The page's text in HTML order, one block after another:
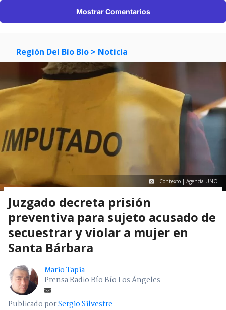
Mostrar Comentarios
Región Del Bío Bío > Noticia
Contexto | Agencia UNO
Juzgado decreta prisión
preventiva para sujeto acusado de
secuestrar y violar a mujer en
Santa Bárbara
Mario Tapia
Prensa Radio Bío Bío Los Ángeles
Publicado porSergio Silvestre